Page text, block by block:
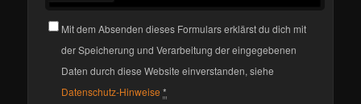
Mit dem Absenden dieses Formulars erklärst du dich mit
der Speicherung und Verarbeitung der eingegebenen
Daten durch diese Website einverstanden, siehe
Datenschutz-Hinweise *